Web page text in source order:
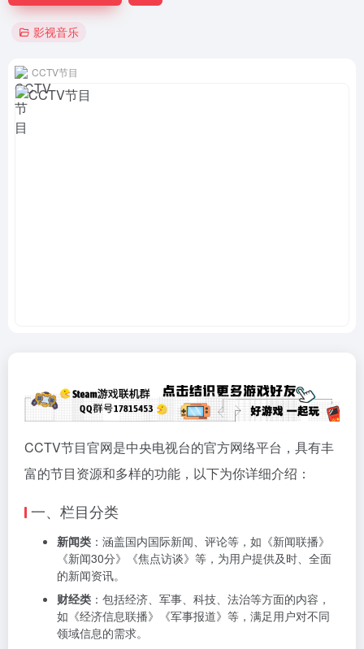
影视音乐
CCTV节目
CCTV节目官网是中央电视台的官方网络平台，具有丰
富的节目资源和多样的功能，以下为你详细介绍：
一、栏目分类
新闻类 ：涵盖国内国际新闻、评论等，如《新闻联播》
《新闻30分》《焦点访谈》等，为用户提供及时、全面
的新闻资讯。
财经类 ：包括经济、军事、科技、法治等方面的内容，
如《经济信息联播》《军事报道》等，满足用户对不同
领域信息的需求。